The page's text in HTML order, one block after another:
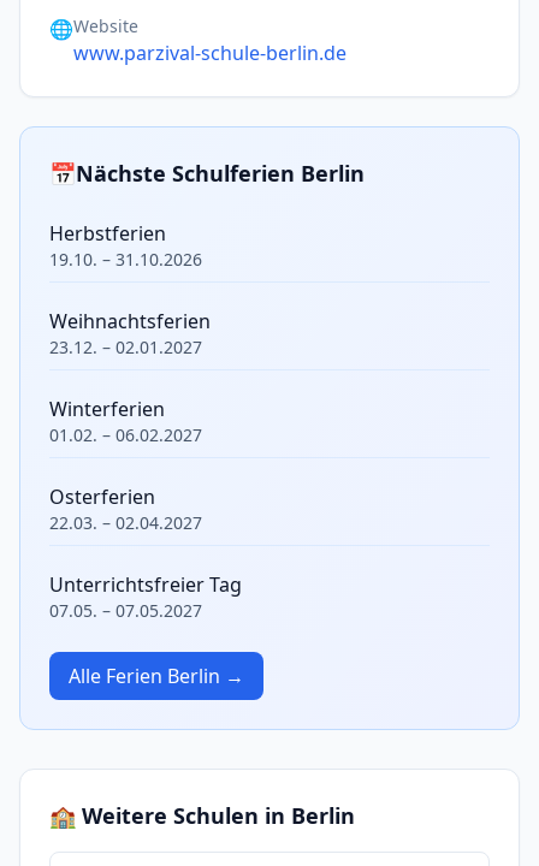
🌐Website
www.parzival-schule-berlin.de
📅Nächste Schulferien Berlin
Herbstferien
19.10. – 31.10.2026
Weihnachtsferien
23.12. – 02.01.2027
Winterferien
01.02. – 06.02.2027
Osterferien
22.03. – 02.04.2027
Unterrichtsfreier Tag
07.05. – 07.05.2027
Alle Ferien Berlin →
🏫 Weitere Schulen in Berlin